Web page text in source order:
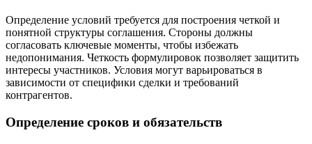
Определение условий требуется для построения четкой и
понятной структуры соглашения. Стороны должны
согласовать ключевые моменты, чтобы избежать
недопонимания. Четкость формулировок позволяет защитить
интересы участников. Условия могут варьироваться в
зависимости от специфики сделки и требований
контрагентов.
Определение сроков и обязательств